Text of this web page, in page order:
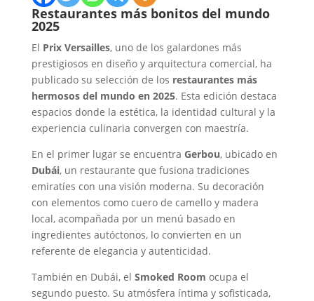
Restaurantes más bonitos del mundo
2025
El Prix Versailles, uno de los galardones más
prestigiosos en diseño y arquitectura comercial, ha
publicado su selección de los restaurantes más
hermosos del mundo en 2025. Esta edición destaca
espacios donde la estética, la identidad cultural y la
experiencia culinaria convergen con maestría.
En el primer lugar se encuentra Gerbou, ubicado en
Dubái, un restaurante que fusiona tradiciones
emiratíes con una visión moderna. Su decoración
con elementos como cuero de camello y madera
local, acompañada por un menú basado en
ingredientes autóctonos, lo convierten en un
referente de elegancia y autenticidad.
También en Dubái, el Smoked Room ocupa el
segundo puesto. Su atmósfera íntima y sofisticada,